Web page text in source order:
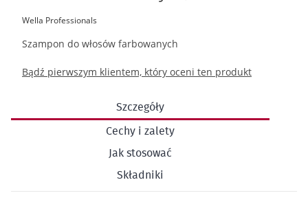
Wella Professionals
Szampon do włosów farbowanych
Bądź pierwszym klientem, który oceni ten produkt
Szczegóły
Cechy i zalety
Jak stosować
Składniki